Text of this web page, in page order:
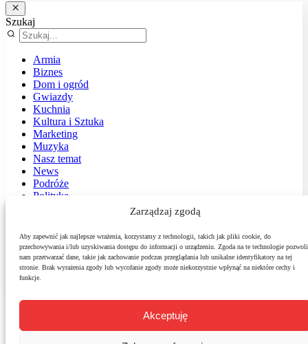
Zarządzaj zgodą
Aby zapewnić jak najlepsze wrażenia, korzystamy z technologii, takich jak pliki cookie, do
przechowywania i/lub uzyskiwania dostępu do informacji o urządzeniu. Zgoda na te technologie pozwoli
nam przetwarzać dane, takie jak zachowanie podczas przeglądania lub unikalne identyfikatory na tej
stronie. Brak wyrażenia zgody lub wycofanie zgody może niekorzystnie wpłynąć na niektóre cechy i
funkcje.
Akceptuję
Szukaj
Armia
Biznes
Dom i ogród
Gwiazdy
Kuchnia
Kultura i Sztuka
Marketing
Muzyka
Nasz temat
News
Podróże
Polityka
Styl
Technologie
Zdrowie